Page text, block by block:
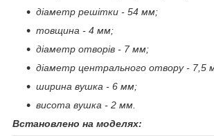
діаметр решітки - 54 мм;
товщина - 4 мм;
діаметр отворів - 7 мм;
діаметр центрального отвору - 7,5
ширина вушка - 6 мм;
висота вушка - 2 мм.
Встановлено на моделях: